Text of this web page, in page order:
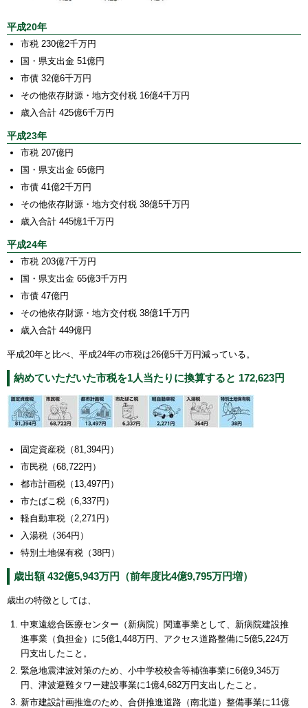
平成20年
市税 230億2千万円
国・県支出金 51億円
市債 32億6千万円
その他依存財源・地方交付税 16億4千万円
歳入合計 425億6千万円
平成23年
市税 207億円
国・県支出金 65億円
市債 41億2千万円
その他依存財源・地方交付税 38億5千万円
歳入合計 445憶1千万円
平成24年
市税 203億7千万円
国・県支出金 65億3千万円
市債 47億円
その他依存財源・地方交付税 38億1千万円
歳入合計 449億円
平成20年と比べ、平成24年の市税は26億5千万円減っている。
納めていただいた市税を1人当たりに換算すると 172,623円
固定資産税（81,394円）
市民税（68,722円）
都市計画税（13,497円）
市たばこ税（6,337円）
軽自動車税（2,271円）
入湯税（364円）
特別土地保有税（38円）
歳出額 432億5,943万円（前年度比4億9,795万円増）
歳出の特徴としては、
中東遠総合医療センター（新病院）関連事業として、新病院建設推
進事業（負担金）に5億1,448万円、アクセス道路整備に5億5,224万
円支出したこと。
緊急地震津波対策のため、小中学校校舎等補強事業に6億9,345万
円、津波避難タワー建設事業に1億4,682万円支出したこと。
新市建設計画推進のため、合併推進道路（南北道）整備事業に11億